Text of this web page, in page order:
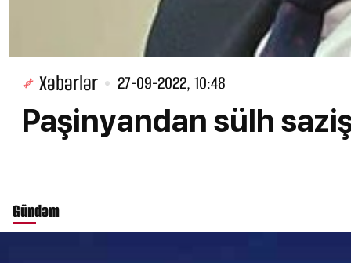
Xəbərlər 27-09-2022, 10:48
Paşinyandan sülh
Gündəm